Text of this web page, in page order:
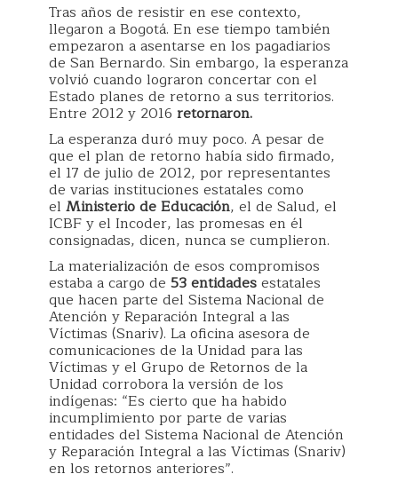
Tras años de resistir en ese contexto,
llegaron a Bogotá. En ese tiempo también
empezaron a asentarse en los pagadiarios
de San Bernardo. Sin embargo, la esperanza
volvió cuando lograron concertar con el
Estado planes de retorno a sus territorios.
Entre 2012 y 2016 retornaron.
La esperanza duró muy poco. A pesar de
que el plan de retorno había sido firmado,
el 17 de julio de 2012, por representantes
de varias instituciones estatales como
el Ministerio de Educación, el de Salud, el
ICBF y el Incoder, las promesas en él
consignadas, dicen, nunca se cumplieron.
La materialización de esos compromisos
estaba a cargo de 53 entidadesestatales
que hacen parte del Sistema Nacional de
Atención y Reparación Integral a las
Víctimas (Snariv). La oficina asesora de
comunicaciones de la Unidad para las
Víctimas y el Grupo de Retornos de la
Unidad corrobora la versión de los
indígenas: “Es cierto que ha habido
incumplimiento por parte de varias
entidades del Sistema Nacional de Atención
y Reparación Integral a las Víctimas (Snariv)
en los retornos anteriores”.